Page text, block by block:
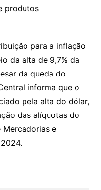
produtos
para a inflação
da alta de 9,7% da
da queda do
informa que o
pela alta do dólar,
das alíquotas do
Mercadorias e